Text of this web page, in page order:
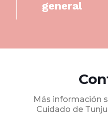
general
Más información
Cuidado de